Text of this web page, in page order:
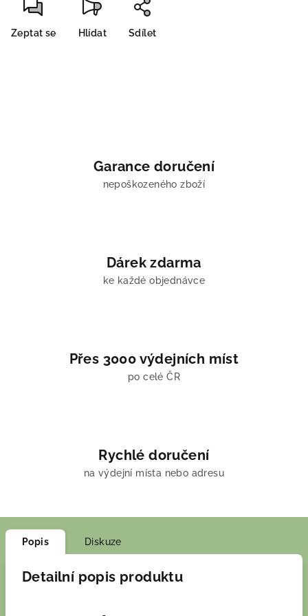
Zeptat se Hlídat Sdílet
Garance doručení
nepoškozeného zboží
Dárek zdarma
ke každé objednávce
Přes 3000 výdejních míst
po celé ČR
Rychlé doručení
na výdejní místa nebo adresu
Popis Diskuze
Detailní popis produktu